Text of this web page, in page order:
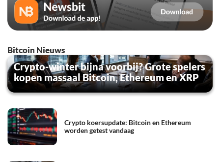
Bitcoin Nieuws
Crypto-winter bijna voorbij? Grote spelers
kopen massaal Bitcoin, Ethereum en XRP
Crypto koersupdate: Bitcoin en Ethereum
worden getest vandaag